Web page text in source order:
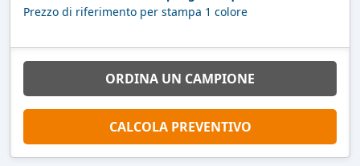
Prezzo di riferimento per stampa 1 colore
ORDINA UN CAMPIONE
CALCOLA PREVENTIVO